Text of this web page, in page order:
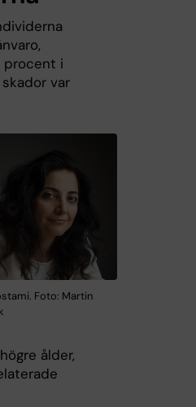
procent i
var
Foto: Martin
ålder,